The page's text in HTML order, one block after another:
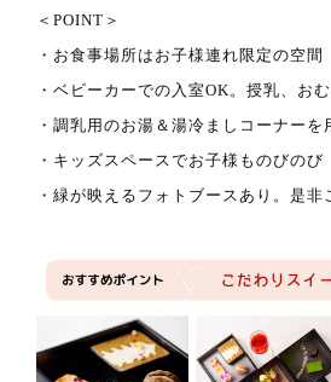
＜POINT＞
・お食事場所はお子様連れ限定の空間
・ベビーカーでの入室OK。授乳、お
・調乳用のお湯＆湯冷ましコーナーを
・キッズスペースでお子様ものびのび
・緑が映えるフォトブースあり。是非